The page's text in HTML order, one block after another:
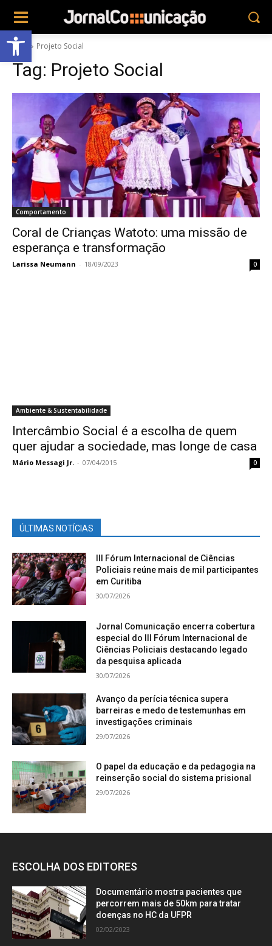
Abrir a barra de ferramentas
Tags Projeto Social
Tag: Projeto Social
Comportamento
Coral de Crianças Watoto: uma missão de
esperança e transformação
Larissa Neumann - 18/09/2023 0
Ambiente & Sustentabilidade
Intercâmbio Social é a escolha de quem
quer ajudar a sociedade, mas longe de casa
Mário Messagi Jr. - 07/04/2015 0
ÚLTIMAS NOTÍCIAS
III Fórum Internacional de Ciências
Policiais reúne mais de mil participantes
em Curitiba
30/07/2026
Jornal Comunicação encerra cobertura
especial do III Fórum Internacional de
Ciências Policiais destacando legado
da pesquisa aplicada
30/07/2026
Avanço da perícia técnica supera
barreiras e medo de testemunhas em
investigações criminais
29/07/2026
O papel da educação e da pedagogia na
reinserção social do sistema prisional
29/07/2026
ESCOLHA DOS EDITORES
Documentário mostra pacientes que
percorrem mais de 50km para tratar
doenças no HC da UFPR
02/02/2023